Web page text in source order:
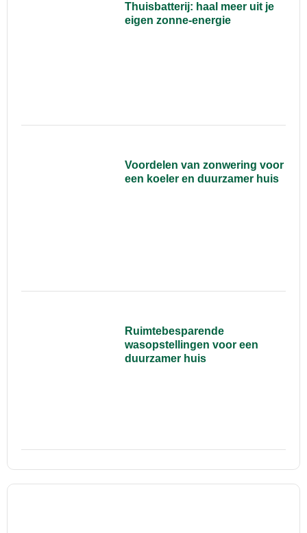
Thuisbatterij: haal meer uit je
eigen zonne-energie
Voordelen van zonwering voor
een koeler en duurzamer huis
Ruimtebesparende
wasopstellingen voor een
duurzamer huis